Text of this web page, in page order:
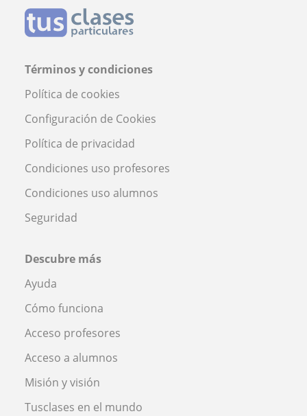
Términos y condiciones
Política de cookies
Configuración de Cookies
Política de privacidad
Condiciones uso profesores
Condiciones uso alumnos
Seguridad
Descubre más
Ayuda
Cómo funciona
Acceso profesores
Acceso a alumnos
Misión y visión
Tusclases en el mundo